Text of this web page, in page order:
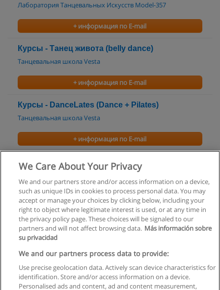
Лаборатория Танцевальных Искусств Model-357
+ информация по E-mail
Курсы - Танец живота (belly dance)
Танцевальная школа Vesta
+ информация по E-mail
Курсы - DanceLates (Dance + Pilates)
Танцевальная школа Vesta
+ информация по E-mail
Курсы - Фламенко
+ информация по E-mail
Правила пользования
Конфиденциальность информации
Напишите Educaedu
We Care About Your Privacy
We and our partners store and/or access information on a device,
such as unique IDs in cookies to process personal data. You may
accept or manage your choices by clicking below, including your
right to object where legitimate interest is used, or at any time in
the privacy policy page. These choices will be signaled to our
partners and will not affect browsing data. Más información sobre
su privacidad
We and our partners process data to provide:
Use precise geolocation data. Actively scan device characteristics for
identification. Store and/or access information on a device.
Personalised ads and content, ad and content measurement,